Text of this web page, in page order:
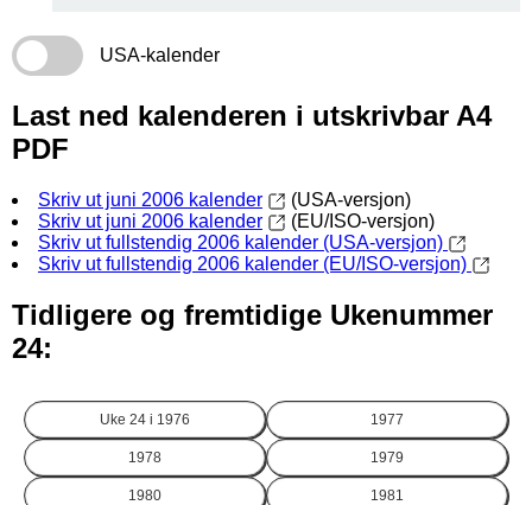
USA-kalender
Last ned kalenderen i utskrivbar A4
PDF
Skriv ut juni 2006 kalender
(USA-versjon)
Skriv ut juni 2006 kalender
(EU/ISO-versjon)
Skriv ut fullstendig 2006 kalender (USA-versjon)
Skriv ut fullstendig 2006 kalender (EU/ISO-versjon)
Tidligere og fremtidige Ukenummer
24:
Uke 24 i 1976 1977
1978 1979
1980 1981